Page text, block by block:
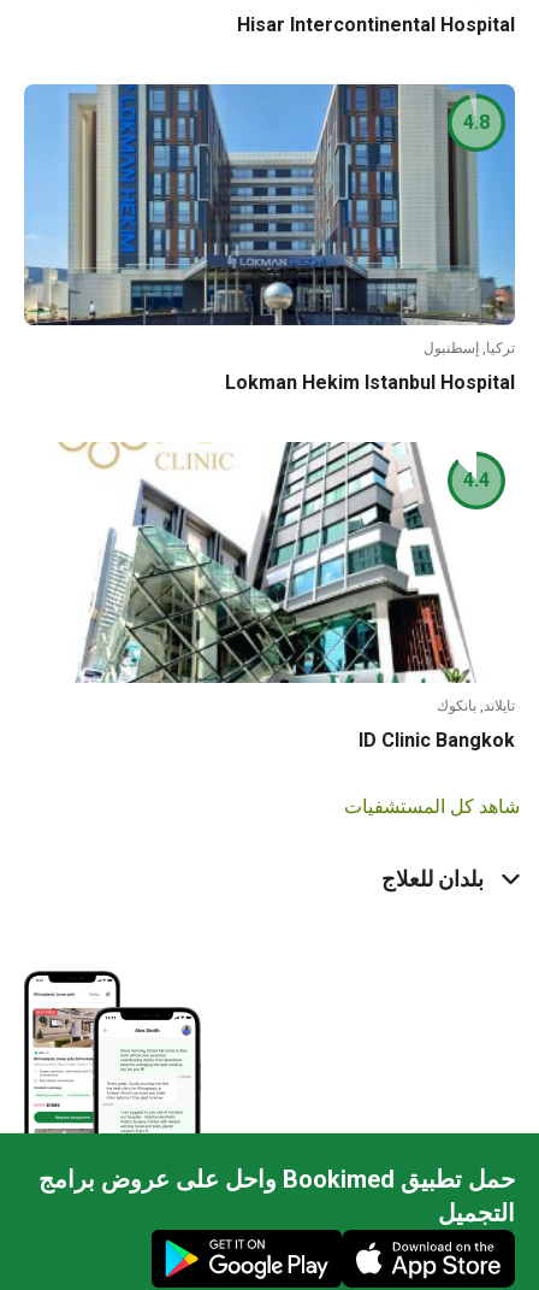
Hisar Intercontinental
إسطنبول
Lokman Hekim Istanbul
بانكوك
ID Clinic
كل المستشفيات
بلدان للعلاج
حمل تطبيق Bookimed واحل على عروض برامج